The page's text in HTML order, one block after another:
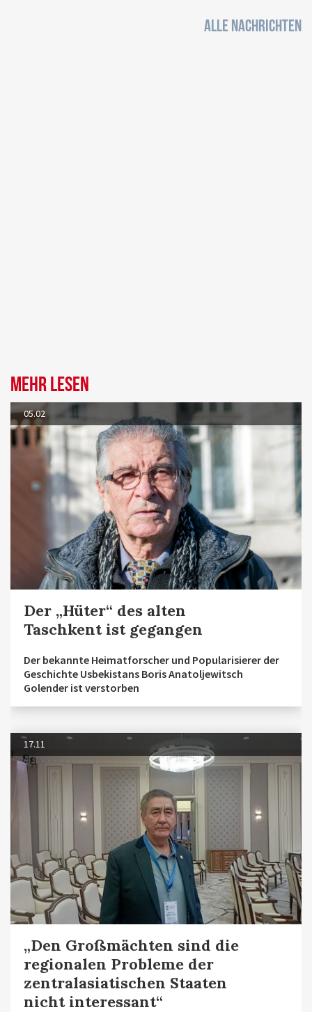
ALLE NACHRICHTEN
Mehr lesen
05.02
Der „Hüter“ des alten
Taschkent ist gegangen
Der bekannte Heimatforscher und Popularisierer der
Geschichte Usbekistans Boris Anatoljewitsch
Golender ist verstorben
17.11
„Den Großmächten sind die
regionalen Probleme der
zentralasiatischen Staaten
nicht interessant“